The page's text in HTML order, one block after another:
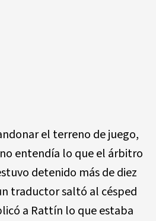
el terreno de juego,
entendía lo que el árbitro
detenido más de diez
traductor saltó al césped
a Rattín lo que estaba